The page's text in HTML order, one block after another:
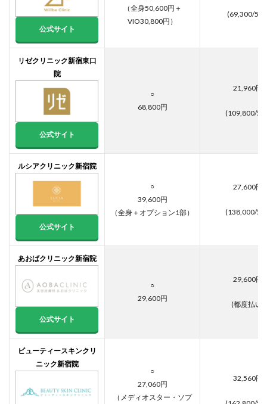
か？脱
毛前に
知って
方がい
いこと
公式サイト
（全身50,600円＋
VIO30,800円）
(69,300/5回
リゼクリニック新宿東口
院
公式サイト
○
68,800円
21,960円
(109,800/5
ルシアクリニック新宿院
公式サイト
○
39,600円
（全身＋オプション1部）
27,600円
(138,000/5
あおばクリニック新宿院
公式サイト
○
29,600円
29,600円
(都度払い)
ビューティースキンクリ
ニック新宿院
○
27,060円
（メディオスター・ソプ
32,560円